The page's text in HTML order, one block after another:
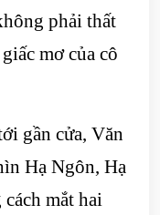
phải thất
mơ của cô
gần cửa, Văn
Hạ Ngôn, Hạ
mắt hai